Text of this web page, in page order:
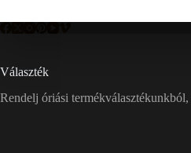
Választék
Rendelj óriási